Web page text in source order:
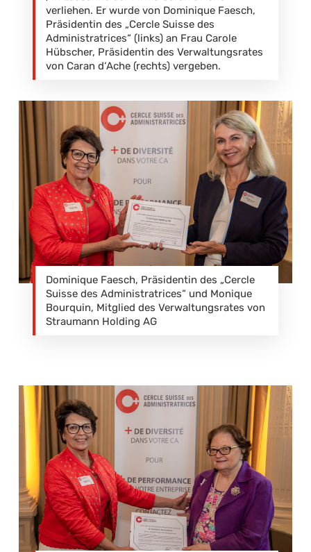
verliehen. Er wurde von Dominique Faesch,
Präsidentin des „Cercle Suisse des
Administratrices“ (links) an Frau Carole
Hübscher, Präsidentin des Verwaltungsrates
von Caran d‘Ache (rechts) vergeben.
Dominique Faesch, Präsidentin des „Cercle
Suisse des Administratrices“ und Monique
Bourquin, Mitglied des Verwaltungsrates von
Straumann Holding AG